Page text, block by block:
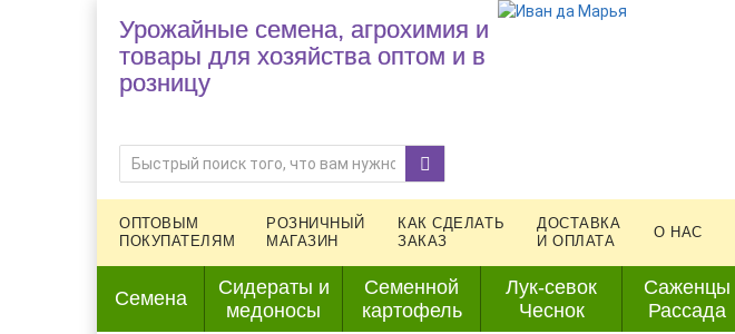
Урожайные семена, агрохимия и
товары для хозяйства оптом и в
розницу
ОПТОВЫМ
ПОКУПАТЕЛЯМ
РОЗНИЧНЫЙ
МАГАЗИН
КАК СДЕЛАТЬ
ЗАКАЗ
ДОСТАВКА
И ОПЛАТА
О НАС
Семена
Сидераты и
медоносы
Семенной
картофель
Лук-севок
Чеснок
Саженцы
Рассада